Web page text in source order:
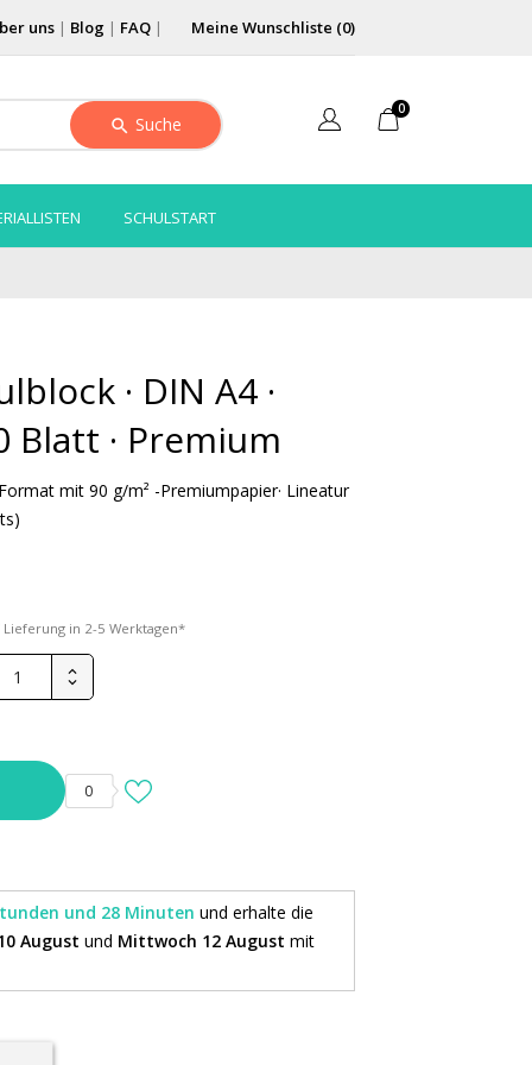
uns| Blog | FAQ| Meine Wunschliste (0)
Suche
0
SCHULSTART
· DIN A4 ·
Blatt · Premium
mit 90 g/m² -Premiumpapier· Lineatur
Lieferung in 2-5 Werktagen*
0
und 28 Minuten und erhalte die
August und Mittwoch 12 August mit